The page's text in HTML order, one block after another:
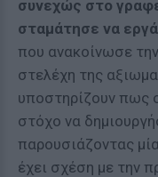
συνεχώς στο
σταμάτησε να
που ανακοίνωσε
στελέχη της
υποστηρίζουν πως
στόχο να
παρουσιάζοντας
έχει σχέση με την